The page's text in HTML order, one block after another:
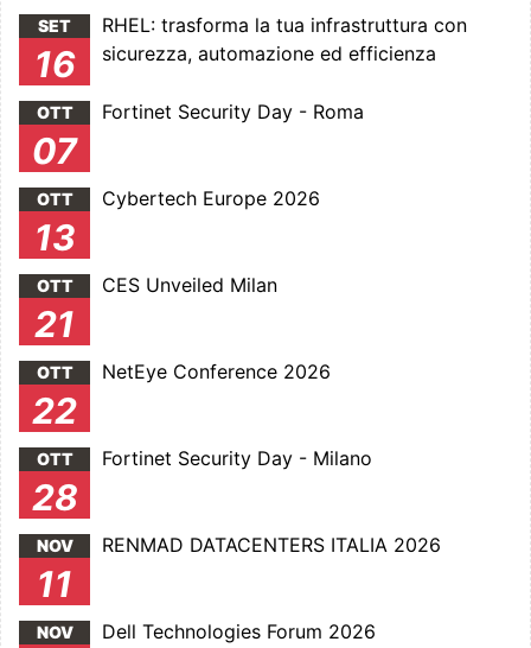
SET
16
RHEL: trasforma la tua infrastruttura con
sicurezza, automazione ed efficienza
OTT
07
Fortinet Security Day - Roma
OTT
13
Cybertech Europe 2026
OTT
21
CES Unveiled Milan
OTT
22
NetEye Conference 2026
OTT
28
Fortinet Security Day - Milano
NOV
11
RENMAD DATACENTERS ITALIA 2026
NOV Dell Technologies Forum 2026